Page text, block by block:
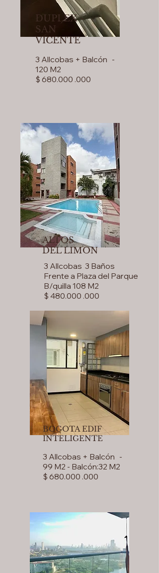
DUPLEX -
SAN
VICENTE
3 Allcobas + Balcón -
120 M2
$ 680.000 .000
ALTOS
DEL LIMON
3 Allcobas 3 Baños
Frente a Plaza del Parque
B/quilla 108 M2
$ 480.000 .000
BOGOTA EDIF
INTELIGENTE
3 Allcobas + Balcón -
99 M2 - Balcón:32 M2
$ 680.000 .000